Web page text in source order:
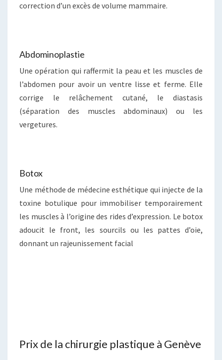
correction d’un excès de volume mammaire.
Abdominoplastie
Une opération qui raffermit la peau et les muscles de
l’abdomen pour avoir un ventre lisse et ferme. Elle
corrige le relâchement cutané, le diastasis
(séparation des muscles abdominaux) ou les
vergetures.
Botox
Une méthode de médecine esthétique qui injecte de la
toxine botulique pour immobiliser temporairement
les muscles à l’origine des rides d’expression. Le botox
adoucit le front, les sourcils ou les pattes d’oie,
donnant un rajeunissement facial
Prix de la chirurgie plastique à Genève